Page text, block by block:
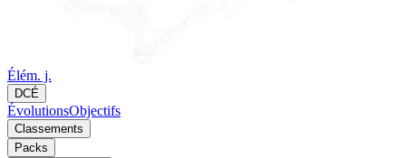
Élém. j.
DCÉ
ÉvolutionsObjectifs
Classements
Packs